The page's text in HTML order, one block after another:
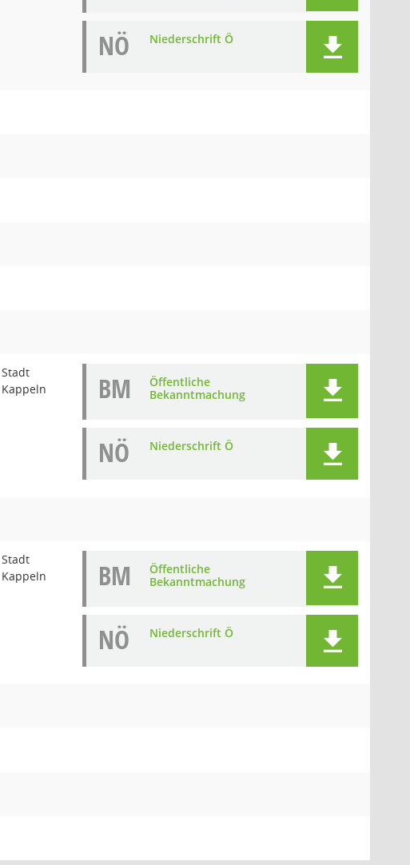
NÖ Niederschrift Ö
Stadt
Kappeln
BM
Öffentliche
Bekanntmachung
NÖ Niederschrift Ö
Stadt
Kappeln
BM
Öffentliche
Bekanntmachung
NÖ Niederschrift Ö